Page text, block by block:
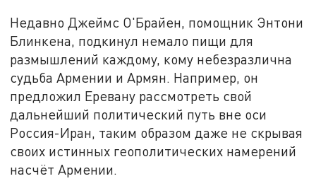
Недавно Джеймс О'Брайен, помощник Энтони
Блинкена, подкинул немало пищи для
размышлений каждому, кому небезразлична
судьба Армении и Армян. Например, он
предложил Еревану рассмотреть свой
дальнейший политический путь вне оси
Россия-Иран, таким образом даже не скрывая
своих истинных геополитических намерений
насчёт Армении.